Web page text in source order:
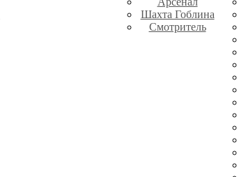
Шахта Гоблина
Смотритель